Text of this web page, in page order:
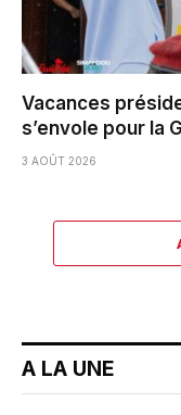
Vacances
s’envole pour la
3 AOÛT 2026
A LA UNE